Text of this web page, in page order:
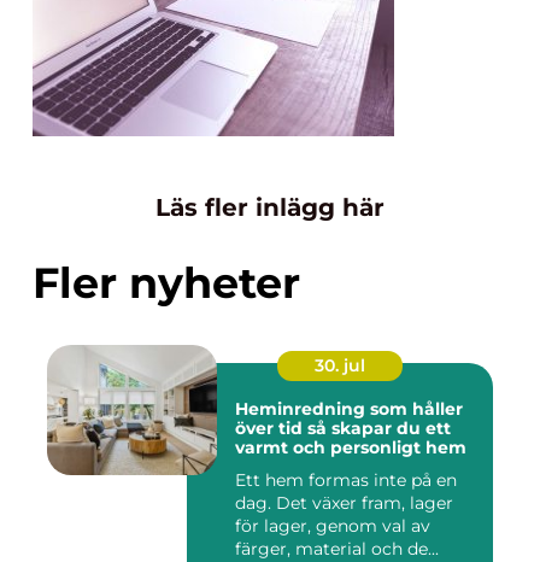
Läs fler inlägg här
Fler nyheter
30. jul
Heminredning som håller
över tid så skapar du ett
varmt och personligt hem
Ett hem formas inte på en
dag. Det växer fram, lager
för lager, genom val av
färger, material och de...